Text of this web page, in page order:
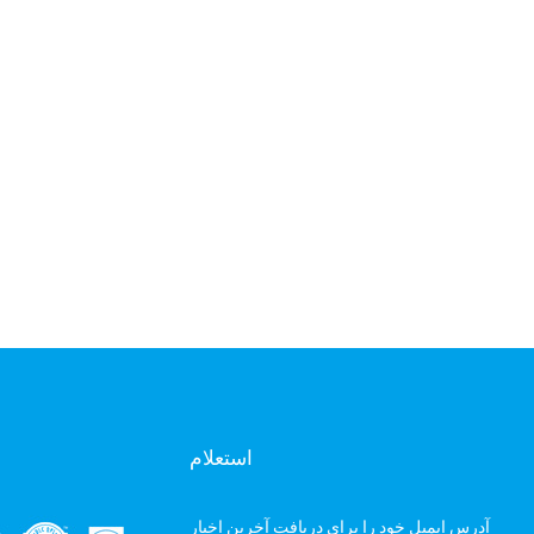
استعلام
آدرس ایمیل خود را برای دریافت آخرین اخبار